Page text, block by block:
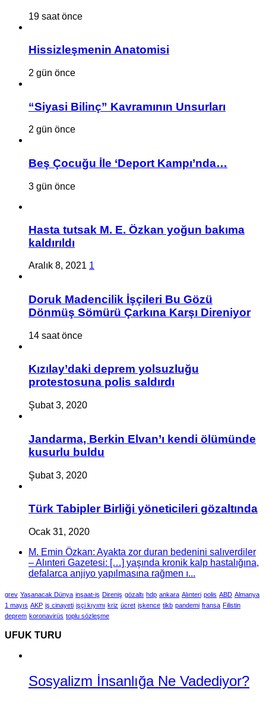
19 saat önce
Hissizleşmenin Anatomisi
2 gün önce
“Siyasi Bilinç” Kavramının Unsurları
2 gün önce
Beş Çocuğu İle ‘Deport Kampı’nda…
3 gün önce
Hasta tutsak M. E. Özkan yoğun bakıma
kaldırıldı
Aralık 8, 2021 1
Doruk Madencilik İşçileri Bu Gözü
Dönmüş Sömürü Çarkına Karşı Direniyor
14 saat önce
Kızılay’daki deprem yolsuzluğu
protestosuna polis saldırdı
Şubat 3, 2020
Jandarma, Berkin Elvan’ı kendi ölümünde
kusurlu buldu
Şubat 3, 2020
Türk Tabipler Birliği yöneticileri gözaltında
Ocak 31, 2020
M. Emin Özkan: Ayakta zor duran bedenini salıverdiler
– Alınteri Gazetesi: […] yaşında kronik kalp hastalığına,
defalarca anjiyo yapılmasına rağmen ı...
grev Yaşanacak Dünya inşaat-iş Direniş gözaltı hdp ankara Alınteri polis ABD Almanya
1 mayıs AKP iş cinayeti işçi kıyımı kriz ücret işkence tikb pandemi fransa Filistin
deprem koronavirüs toplu sözleşme
UFUK TURU
Sosyalizm İnsanlığa Ne Vadediyor?